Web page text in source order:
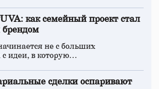
как семейный проект стал
не с больших
с идеи, в которую…
сделки оспаривают